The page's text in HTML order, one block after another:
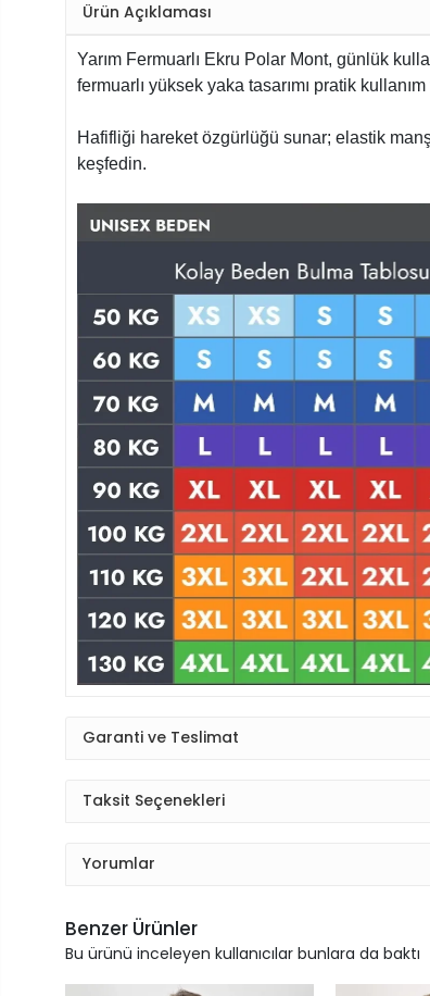
Ürün Açıklaması
Yarım Fermuarlı Ekru Polar Mont, günlük
fermuarlı yüksek yaka tasarımı pratik
Hafifliği hareket özgürlüğü sunar; elastik
keşfedin.
Garanti ve Teslimat
Taksit Seçenekleri
Yorumlar
Benzer Ürünler
Bu ürünü inceleyen kullanıcılar bunlara da baktı